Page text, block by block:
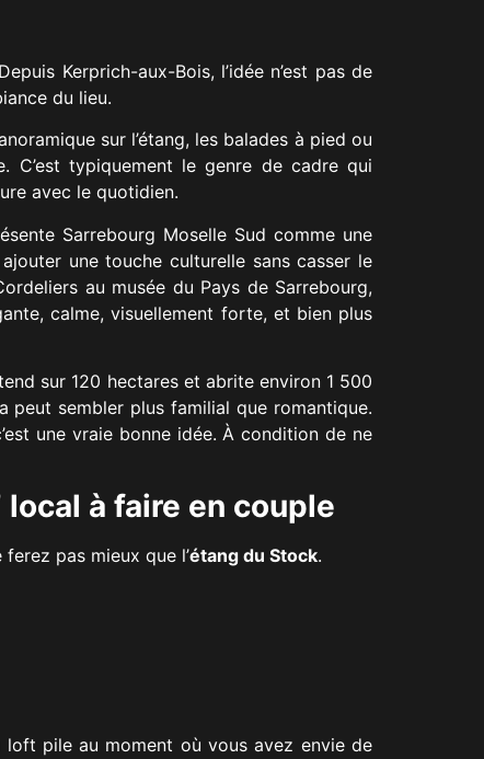
Kerprich-aux-Bois, l’idée n’est pas de
du lieu.
sur l’étang, les balades à pied ou
C’est typiquement le genre de cadre qui
avec le quotidien.
Sarrebourg Moselle Sud comme une
une touche culturelle sans casser le
au musée du Pays de Sarrebourg,
calme, visuellement forte, et bien plus
sur 120 hectares et abrite environ 1 500
peut sembler plus familial que romantique.
une vraie bonne idée. À condition de ne
local à faire en couple
ferez pas mieux que l’étang du Stock.
loft pile au moment où vous avez envie de